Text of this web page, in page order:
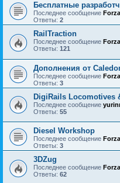
Бесплатные
Последнее сообщение
Ответы: 2
RailTraction
Последнее сообщение
Ответы: 121
Дополнения от
Последнее сообщение
Ответы: 3
DigiRails Locomotives
Последнее сообщение
Ответы: 55
Diesel Workshop
Последнее сообщение
Ответы: 3
3DZug
Последнее сообщение
Ответы: 62